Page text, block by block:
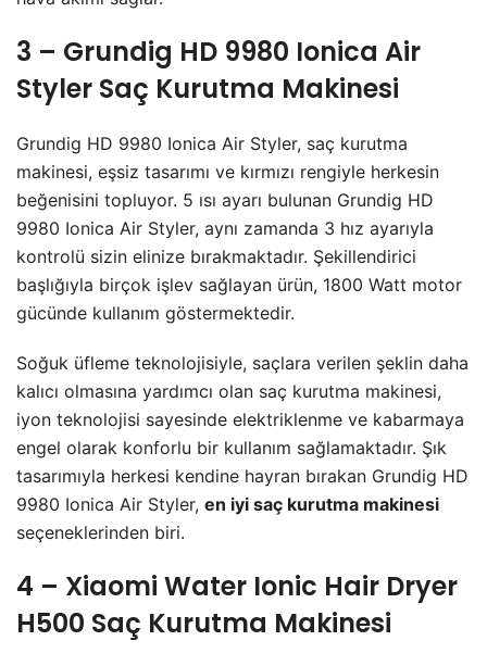
3 – Grundig HD 9980 Ionica Air
Styler Saç Kurutma Makinesi
Grundig HD 9980 Ionica Air Styler, saç kurutma
makinesi, eşsiz tasarımı ve kırmızı rengiyle herkesin
beğenisini topluyor. 5 ısı ayarı bulunan Grundig HD
9980 Ionica Air Styler, aynı zamanda 3 hız ayarıyla
kontrolü sizin elinize bırakmaktadır. Şekillendirici
başlığıyla birçok işlev sağlayan ürün, 1800 Watt motor
gücünde kullanım göstermektedir.
Soğuk üfleme teknolojisiyle, saçlara verilen şeklin daha
kalıcı olmasına yardımcı olan saç kurutma makinesi,
iyon teknolojisi sayesinde elektriklenme ve kabarmaya
engel olarak konforlu bir kullanım sağlamaktadır. Şık
tasarımıyla herkesi kendine hayran bırakan Grundig HD
9980 Ionica Air Styler, en iyi saç kurutma makinesi
seçeneklerinden biri.
4 – Xiaomi Water Ionic Hair Dryer
H500 Saç Kurutma Makinesi